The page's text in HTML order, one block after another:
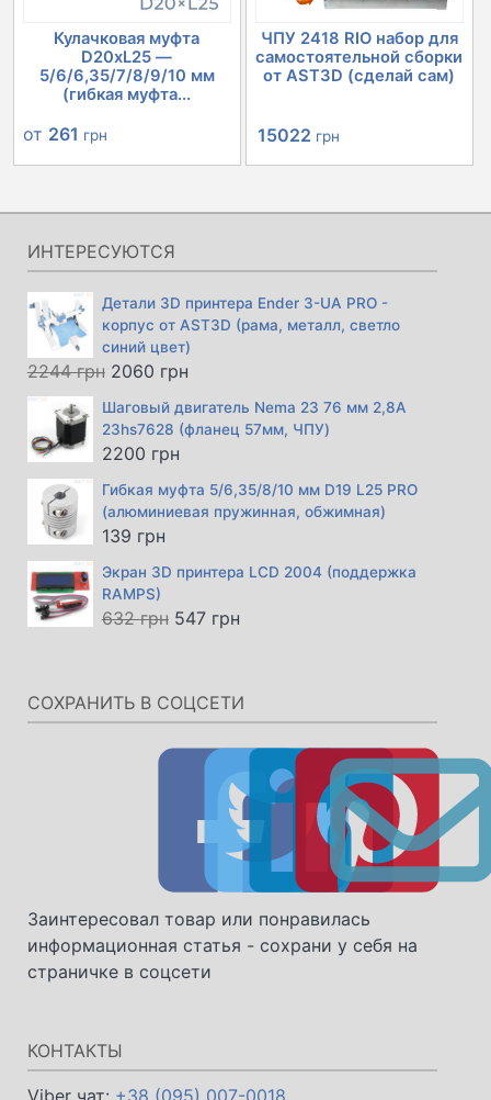
Кулачковая муфта
D20xL25 —
5/6/6,35/7/8/9/10 мм
(гибкая муфта...
от 261 грн
ЧПУ 2418 RIO набор для
самостоятельной сборки
от AST3D (сделай сам)
Первоначальная
цена
составляла
15022 грн
цена:
15022 грн.
ИНТЕРЕСУЮТСЯ
Детали 3D принтера Ender 3-UA PRO -
корпус от AST3D (рама, металл, светло
синий цвет)
2244грн Первоначальная
составляла
2244 грн.
2060 грнТекущая
2060 грн.
Шаговый двигатель Nema 23 76 мм 2,8А
23hs7628 (фланец 57мм, ЧПУ)
2200 грн
Гибкая муфта 5/6,35/8/10 мм D19 L25 PRO
(алюминиевая пружинная, обжимная)
139 грн
Экран 3D принтера LCD 2004 (поддержка
RAMPS)
632грн Первоначальная
632 грн.
547 грнТекущая
СОХРАНИТЬ В СОЦСЕТИ
Заинтересовал товар или понравилась
информационная статья - сохрани у себя на
страничке в соцсети
КОНТАКТЫ